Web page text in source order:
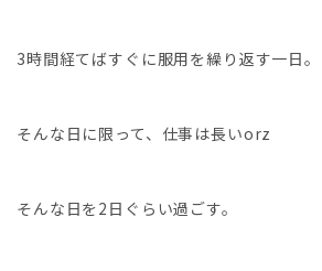
3時間経てばすぐに服用を繰り返す一日。
そんな日に限って、仕事は長いorz
そんな日を2日ぐらい過ごす。